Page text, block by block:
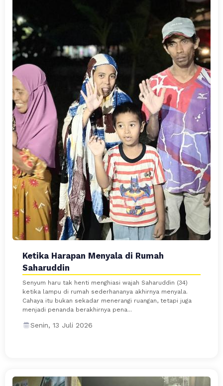
Ketika Harapan Menyala di Rumah
Saharuddin
Senyum haru tak henti menghiasi wajah Saharuddin (34)
ketika lampu di rumah sederhananya akhirnya menyala.
Cahaya itu bukan sekadar menerangi ruangan, tetapi juga
menjadi penanda berakhirnya pena...
Senin, 13 Juli 2026